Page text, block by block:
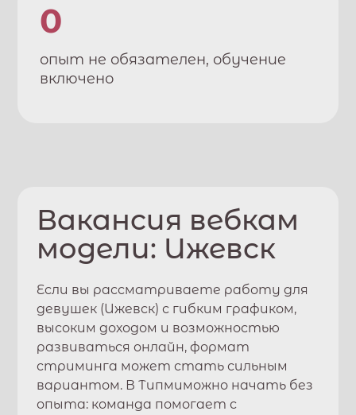
0
опыт не обязателен, обучение
включено
Вакансия вебкам
модели: Ижевск
Если вы рассматриваете работу для
девушек (Ижевск) с гибким графиком,
высоким доходом и возможностью
развиваться онлайн, формат
стриминга может стать сильным
вариантом. ВТипмиможно начать без
опыта: команда помогает с